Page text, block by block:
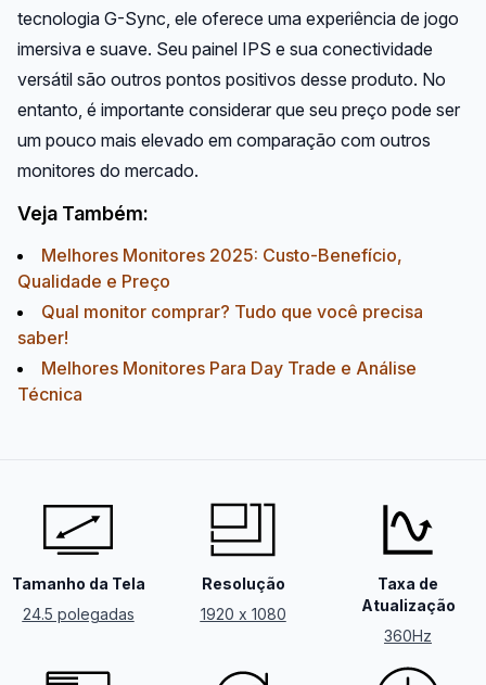
tecnologia G-Sync, ele oferece uma experiência de jogo
imersiva e suave. Seu painel IPS e sua conectividade
versátil são outros pontos positivos desse produto. No
entanto, é importante considerar que seu preço pode ser
um pouco mais elevado em comparação com outros
monitores do mercado.
Veja Também:
Melhores Monitores 2025: Custo-Benefício,
Qualidade e Preço
Qual monitor comprar? Tudo que você precisa
saber!
Melhores Monitores Para Day Trade e Análise
Técnica
Tamanho da Tela
24.5 polegadas
Resolução
1920 x 1080
Taxa de
Atualização
360Hz